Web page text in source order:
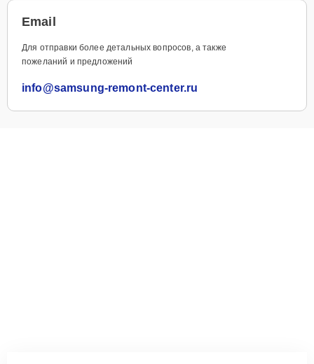
Email
Для отправки более детальных вопросов, а также
пожеланий и предложений
info@samsung-remont-center.ru